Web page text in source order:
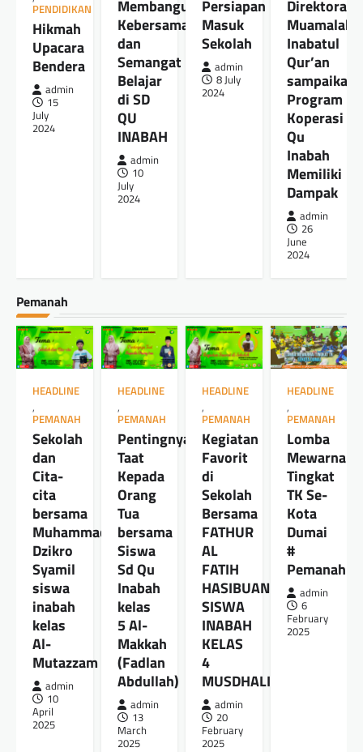
PENDIDIKAN
Hikmah
Upacara
Bendera
admin
15
July
2024
Membangun
Kebersamaan
dan
Semangat
Belajar
di SD
QU
INABAH
admin
10
July
2024
Persiapan
Masuk
Sekolah
admin
8 July
2024
Direktorat
Muamalah
Inabatul
Qur’an
sampaikan
Program
Koperasi
Qu
Inabah
Memiliki
Dampak
admin
26
June
2024
Pemanah
HEADLINE
,
PEMANAH
Sekolah
dan
Cita-
cita
bersama
Muhammad
Dzikro
Syamil
siswa
inabah
kelas
Al-
Mutazzam
admin
10
April
2025
HEADLINE
,
PEMANAH
Pentingnya
Taat
Kepada
Orang
Tua
bersama
Siswa
Sd Qu
Inabah
kelas
5 Al-
Makkah
(Fadlan
Abdullah)
admin
13
March
2025
HEADLINE
,
PEMANAH
Kegiatan
Favorit
di
Sekolah
Bersama
FATHUR
AL
FATIH
HASIBUAN
SISWA
INABAH
KELAS
4
MUSDHALIFAH
admin
20
February
2025
HEADLINE
,
PEMANAH
Lomba
Mewarnai
Tingkat
TK Se-
Kota
Dumai
#
Pemanah
admin
6
February
2025